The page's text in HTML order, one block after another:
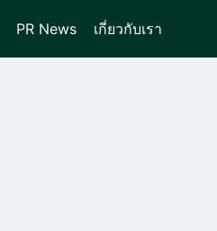
PR News เกี่ยวกับเรา